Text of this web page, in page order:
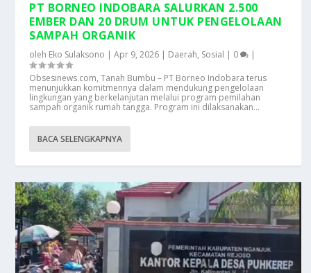
PT BORNEO INDOBARA SALURKAN 2.500
EMBER DAN 20 DRUM UNTUK PENGELOLAAN
SAMPAH ORGANIK
oleh Eko Sulaksono |Apr 9, 2026 | Daerah, Sosial | 0
|
Obsesinews.com, Tanah Bumbu – PT Borneo Indobara terus
menunjukkan komitmennya dalam mendukung pengelolaan
lingkungan yang berkelanjutan melalui program pemilahan
sampah organik rumah tangga. Program ini dilaksanakan...
BACA SELENGKAPNYA